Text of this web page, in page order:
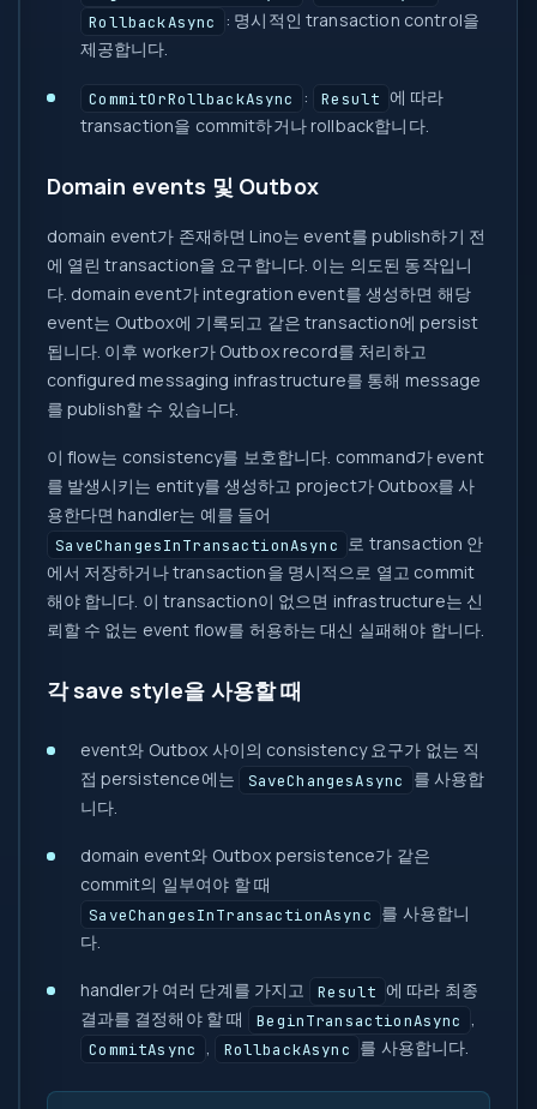
RollbackAsync
: 명시적인 transaction control을
제공합니다.
CommitOrRollbackAsync : Result 에 따라
transaction을 commit하거나 rollback합니다.
Domain events 및 Outbox
domain event가 존재하면 Lino는 event를 publish하기 전
에 열린 transaction을 요구합니다. 이는 의도된 동작입니
다. domain event가 integration event를 생성하면 해당
event는 Outbox에 기록되고 같은 transaction에 persist
됩니다. 이후 worker가 Outbox record를 처리하고
configured messaging infrastructure를 통해 message
를 publish할 수 있습니다.
이 flow는 consistency를 보호합니다. command가 event
를 발생시키는 entity를 생성하고 project가 Outbox를 사
용한다면 handler는 예를 들어
SaveChangesInTransactionAsync 로 transaction 안
에서 저장하거나 transaction을 명시적으로 열고 commit
해야 합니다. 이 transaction이 없으면 infrastructure는 신
뢰할 수 없는 event flow를 허용하는 대신 실패해야 합니다.
각 save style을 사용할 때
event와 Outbox 사이의 consistency 요구가 없는 직
접 persistence에는
SaveChangesAsync
를 사용합
니다.
domain event와 Outbox persistence가 같은
commit의 일부여야 할 때
SaveChangesInTransactionAsync 를 사용합니
다.
handler가 여러 단계를 가지고 Result 에 따라 최종
결과를 결정해야 할 때
BeginTransactionAsync ,
CommitAsync , RollbackAsync 를 사용합니다.